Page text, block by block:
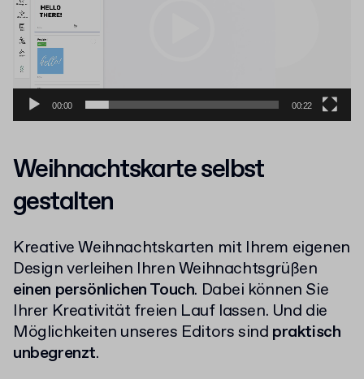
00:00 00:22
Weihnachtskarte selbst
gestalten
Kreative Weihnachtskarten mit Ihrem eigenen
Design verleihen Ihren Weihnachtsgrüßen
einen persönlichen Touch. Dabei können Sie
Ihrer Kreativität freien Lauf lassen. Und die
Möglichkeiten unseres Editors sind praktisch
unbegrenzt.